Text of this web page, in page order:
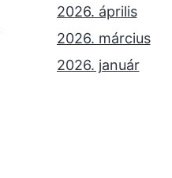
2026. április
2026. március
2026. január